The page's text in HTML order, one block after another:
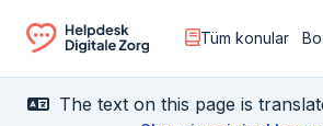
Ga naar de homepagina
Tüm konular
The text on this page is